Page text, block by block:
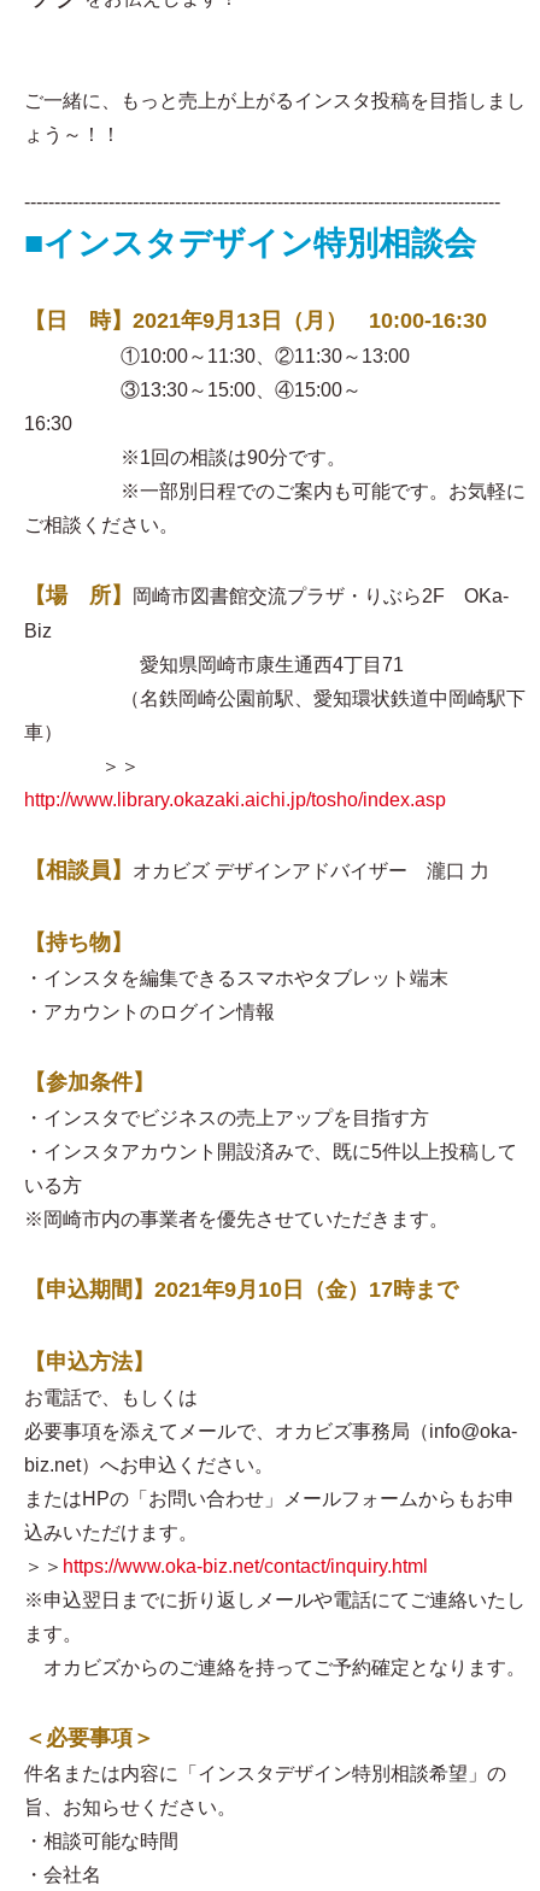
ご一緒に、もっと売上が上がるインスタ投稿を目指しまし
ょう～！！
-------------------------------------------------------------------------------
■インスタデザイン特別相談会
【日 時】2021年9月13日（月） 10:00-16:30
①10:00～11:30、②11:30～13:00
③13:30～15:00、④15:00～
16:30
※1回の相談は90分です。
※一部別日程でのご案内も可能です。お気軽に
ご相談ください。
【場 所】
岡崎市図書館交流プラザ・りぶら2F OKa-
Biz
愛知県岡崎市康生通西4丁目71
（名鉄岡崎公園前駅、愛知環状鉄道中岡崎駅下
車）
＞＞
http://www.library.okazaki.aichi.jp/tosho/index.asp
【相談員】 オカビズ デザインアドバイザー 瀧口 力
【持ち物】
・インスタを編集できるスマホやタブレット端末
・アカウントのログイン情報
【参加条件】
・インスタでビジネスの売上アップを目指す方
・インスタアカウント開設済みで、既に5件以上投稿して
いる方
※岡崎市内の事業者を優先させていただきます。
【申込期間】2021年9月10日（金）17時まで
【申込方法】
お電話で、もしくは
必要事項を添えてメールで、オカビズ事務局（info@oka-
biz.net）へお申込ください。
またはHPの「お問い合わせ」メールフォームからもお申
込みいただけます。
＞＞ https://www.oka-biz.net/contact/inquiry.html
※申込翌日までに折り返しメールや電話にてご連絡いたし
ます。
オカビズからのご連絡を持ってご予約確定となります。
＜必要事項＞
件名または内容に「インスタデザイン特別相談希望」の
旨、お知らせください。
・相談可能な時間
・会社名